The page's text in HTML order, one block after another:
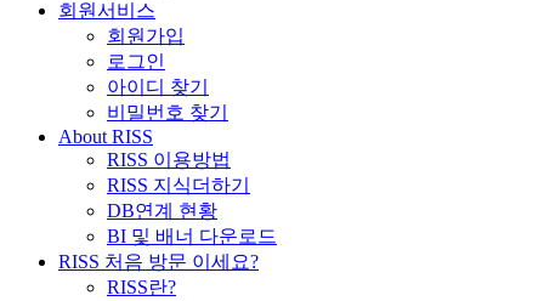
회원서비스
회원가입
로그인
아이디 찾기
비밀번호 찾기
About RISS
RISS 이용방법
RISS 지식더하기
DB연계 현황
BI 및 배너 다운로드
RISS 처음 방문 이세요?
RISS란?